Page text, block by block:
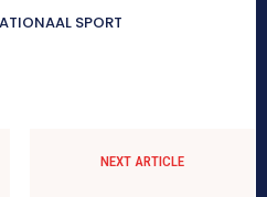
SPORT
NEXT ARTICLE